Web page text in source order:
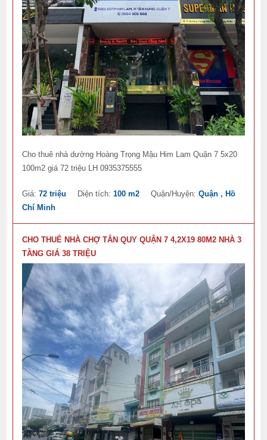
Cho thuê nhà dường Hoàng Trọng Mậu Him Lam Quận 7 5x20
100m2 giá 72 triệu LH 0935375555
Giá:72 triệu Diện tích:100 m2 Quận/Huyện:Quận , Hồ
Chí Minh
CHO THUÊ NHÀ CHỢ TÂN QUY QUẬN 7 4,2X19 80M2 NHÀ 3
TẦNG GIÁ 38 TRIỆU